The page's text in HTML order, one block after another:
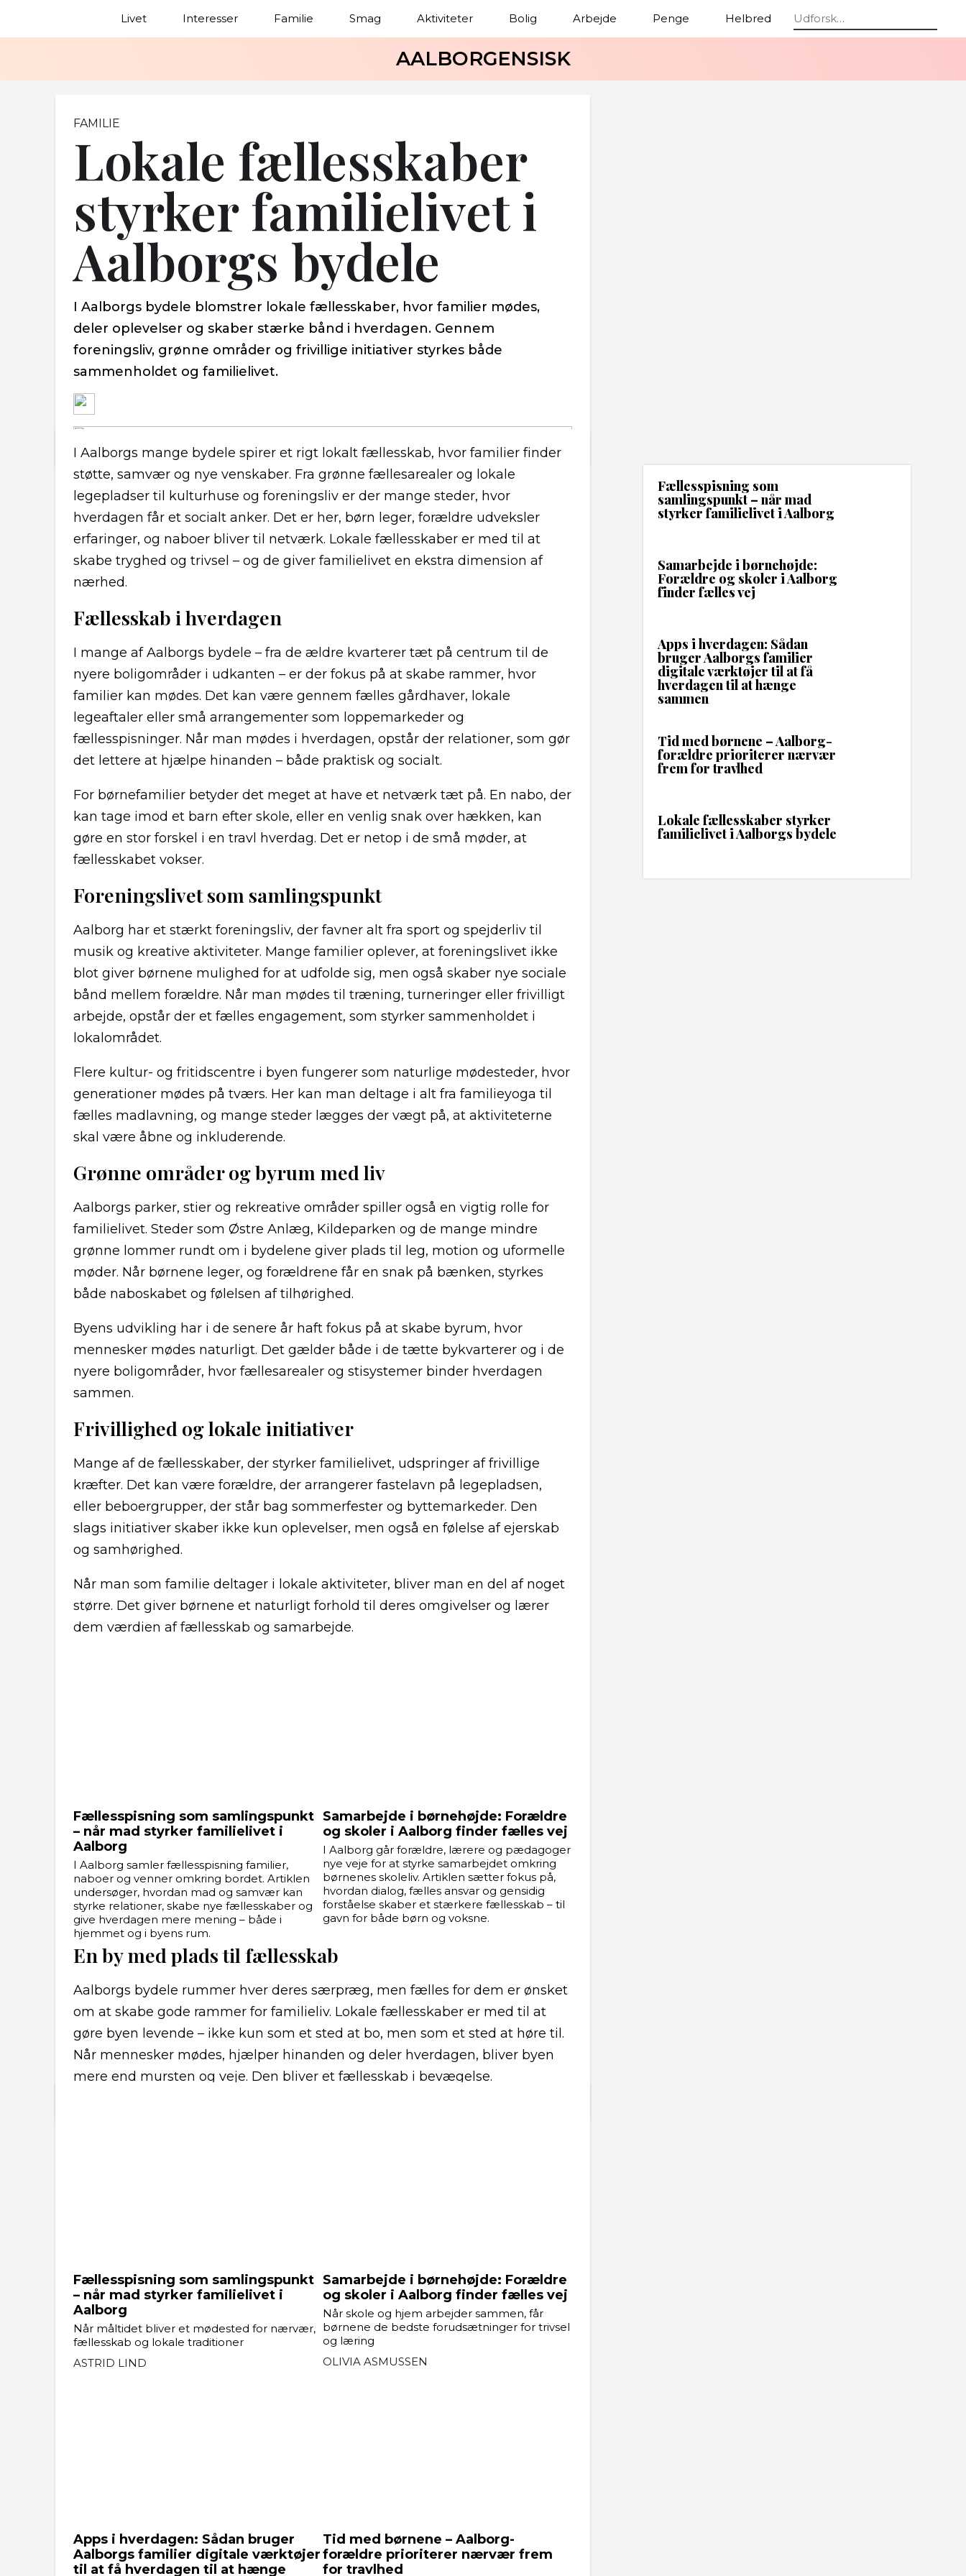
Livet Interesser Familie Smag Aktiviteter Bolig Arbejde Penge Helbred Beauty
AALBORGENSISK
Lokale fællesskaber
styrker familielivet i
Aalborgs bydele
FAMILIE
I Aalborgs bydele blomstrer lokale fællesskaber, hvor familier mødes,
deler oplevelser og skaber stærke bånd i hverdagen. Gennem
foreningsliv, grønne områder og frivillige initiativer styrkes både
sammenholdet og familielivet.
I Aalborgs mange bydele spirer et rigt lokalt fællesskab, hvor familier finder
støtte, samvær og nye venskaber. Fra grønne fællesarealer og lokale
legepladser til kulturhuse og foreningsliv er der mange steder, hvor
hverdagen får et socialt anker. Det er her, børn leger, forældre udveksler
erfaringer, og naboer bliver til netværk. Lokale fællesskaber er med til at
skabe tryghed og trivsel – og de giver familielivet en ekstra dimension af
nærhed.
Fællesskab i hverdagen
I mange af Aalborgs bydele – fra de ældre kvarterer tæt på centrum til de
nyere boligområder i udkanten – er der fokus på at skabe rammer, hvor
familier kan mødes. Det kan være gennem fælles gårdhaver, lokale
legeaftaler eller små arrangementer som loppemarkeder og
fællesspisninger. Når man mødes i hverdagen, opstår der relationer, som gør
det lettere at hjælpe hinanden – både praktisk og socialt.
For børnefamilier betyder det meget at have et netværk tæt på. En nabo, der
kan tage imod et barn efter skole, eller en venlig snak over hækken, kan
gøre en stor forskel i en travl hverdag. Det er netop i de små møder, at
fællesskabet vokser.
Foreningslivet som samlingspunkt
Aalborg har et stærkt foreningsliv, der favner alt fra sport og spejderliv til
musik og kreative aktiviteter. Mange familier oplever, at foreningslivet ikke
blot giver børnene mulighed for at udfolde sig, men også skaber nye sociale
bånd mellem forældre. Når man mødes til træning, turneringer eller frivilligt
arbejde, opstår der et fælles engagement, som styrker sammenholdet i
lokalområdet.
Flere kultur- og fritidscentre i byen fungerer som naturlige mødesteder, hvor
generationer mødes på tværs. Her kan man deltage i alt fra familieyoga til
fælles madlavning, og mange steder lægges der vægt på, at aktiviteterne
skal være åbne og inkluderende.
Grønne områder og byrum med liv
Aalborgs parker, stier og rekreative områder spiller også en vigtig rolle for
familielivet. Steder som Østre Anlæg, Kildeparken og de mange mindre
grønne lommer rundt om i bydelene giver plads til leg, motion og uformelle
møder. Når børnene leger, og forældrene får en snak på bænken, styrkes
både naboskabet og følelsen af tilhørighed.
Byens udvikling har i de senere år haft fokus på at skabe byrum, hvor
mennesker mødes naturligt. Det gælder både i de tætte bykvarterer og i de
nyere boligområder, hvor fællesarealer og stisystemer binder hverdagen
sammen.
Frivillighed og lokale initiativer
Mange af de fællesskaber, der styrker familielivet, udspringer af frivillige
kræfter. Det kan være forældre, der arrangerer fastelavn på legepladsen,
eller beboergrupper, der står bag sommerfester og byttemarkeder. Den
slags initiativer skaber ikke kun oplevelser, men også en følelse af ejerskab
og samhørighed.
Når man som familie deltager i lokale aktiviteter, bliver man en del af noget
større. Det giver børnene et naturligt forhold til deres omgivelser og lærer
dem værdien af fællesskab og samarbejde.
Fællesspisning som samlingspunkt
– når mad styrker familielivet i
Aalborg
I Aalborg samler fællesspisning familier,
naboer og venner omkring bordet. Artiklen
undersøger, hvordan mad og samvær kan
styrke relationer, skabe nye fællesskaber og
give hverdagen mere mening – både i
hjemmet og i byens rum.
Samarbejde i børnehøjde: Forældre
og skoler i Aalborg finder fælles vej
I Aalborg går forældre, lærere og pædagoger
nye veje for at styrke samarbejdet omkring
børnenes skoleliv. Artiklen sætter fokus på,
hvordan dialog, fælles ansvar og gensidig
forståelse skaber et stærkere fællesskab – til
gavn for både børn og voksne.
En by med plads til fællesskab
Aalborgs bydele rummer hver deres særpræg, men fælles for dem er ønsket
om at skabe gode rammer for familieliv. Lokale fællesskaber er med til at
gøre byen levende – ikke kun som et sted at bo, men som et sted at høre til.
Når mennesker mødes, hjælper hinanden og deler hverdagen, bliver byen
mere end mursten og veje. Den bliver et fællesskab i bevægelse.
Fællesspisning som
samlingspunkt – når mad
styrker familielivet i Aalborg
Samarbejde i børnehøjde:
Forældre og skoler i Aalborg
finder fælles vej
Apps i hverdagen: Sådan
bruger Aalborgs familier
digitale værktøjer til at få
hverdagen til at hænge
sammen
Tid med børnene – Aalborg-
forældre prioriterer nærvær
frem for travlhed
Lokale fællesskaber styrker
familielivet i Aalborgs bydele
Fællesspisning som samlingspunkt
– når mad styrker familielivet i
Aalborg
Når måltidet bliver et mødested for nærvær,
fællesskab og lokale traditioner
ASTRID LIND
Samarbejde i børnehøjde: Forældre
og skoler i Aalborg finder fælles vej
Når skole og hjem arbejder sammen, får
børnene de bedste forudsætninger for trivsel
og læring
OLIVIA ASMUSSEN
Apps i hverdagen: Sådan bruger
Aalborgs familier digitale værktøjer
til at få hverdagen til at hænge
Tid med børnene – Aalborg-
forældre prioriterer nærvær frem
for travlhed